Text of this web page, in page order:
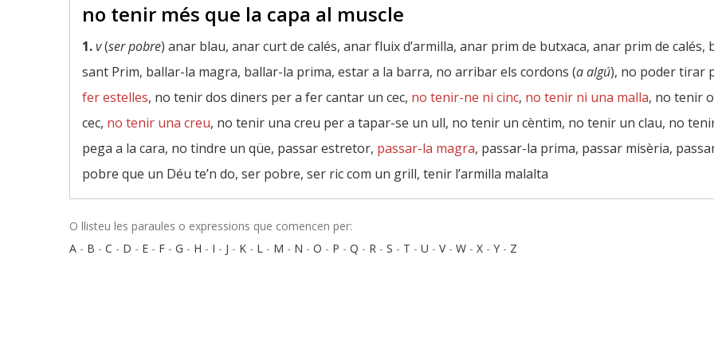
no tenir més que la capa al muscle
1.v(ser pobre) anar blau, anar curt de calés, anar fluix d’armilla, anar prim de butxaca, anar prim de
sant Prim, ballar-la magra, ballar-la prima, estar a la barra, no arribar els cordons (a algú), no poder tirar
fer estelles, no tenir dos diners per a fer cantar un cec, no tenir-ne ni cinc, no tenir ni una malla, no tenir
cec, no tenir una creu, no tenir una creu per a tapar-se un ull, no tenir un cèntim, no tenir un clau, no
pega a la cara, no tindre un qüe, passar estretor, passar-la magra, passar-la prima, passar misèria,
pobre que un Déu te’n do, ser pobre, ser ric com un grill, tenir l’armilla malalta
O llisteu les paraules o expressions que comencen per:
A - B - C - D - E - F - G - H - I - J - K - L - M - N - O - P - Q - R - S - T - U - V- W - X - Y - Z